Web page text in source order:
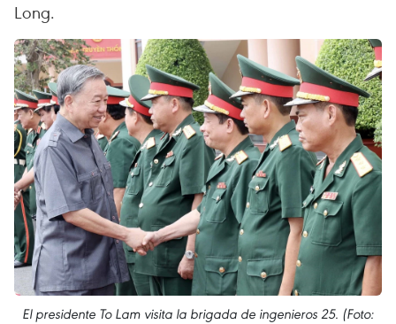
Long.
El presidente To Lam visita la brigada de ingenieros 25. (Foto: